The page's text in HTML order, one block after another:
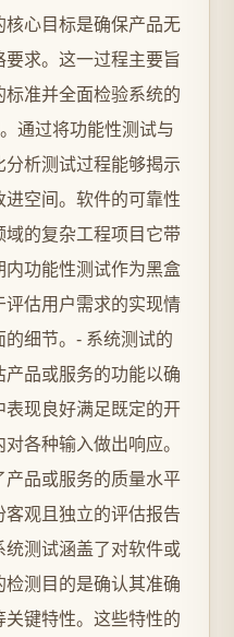
心目标是确保产品无
求。这一过程主要旨
准并全面检验系统的
通过将功能性测试与
析测试过程能够揭示
空间。软件的可靠性
的复杂工程项目它带
内功能性测试作为黑盒
估用户需求的实现情
细节。- 系统测试的
产品或服务的功能以确
现良好满足既定的开
各种输入做出响应。
品或服务的质量水平
客观且独立的评估报告
测试涵盖了对软件或
测目的是确认其准确
键特性。这些特性的